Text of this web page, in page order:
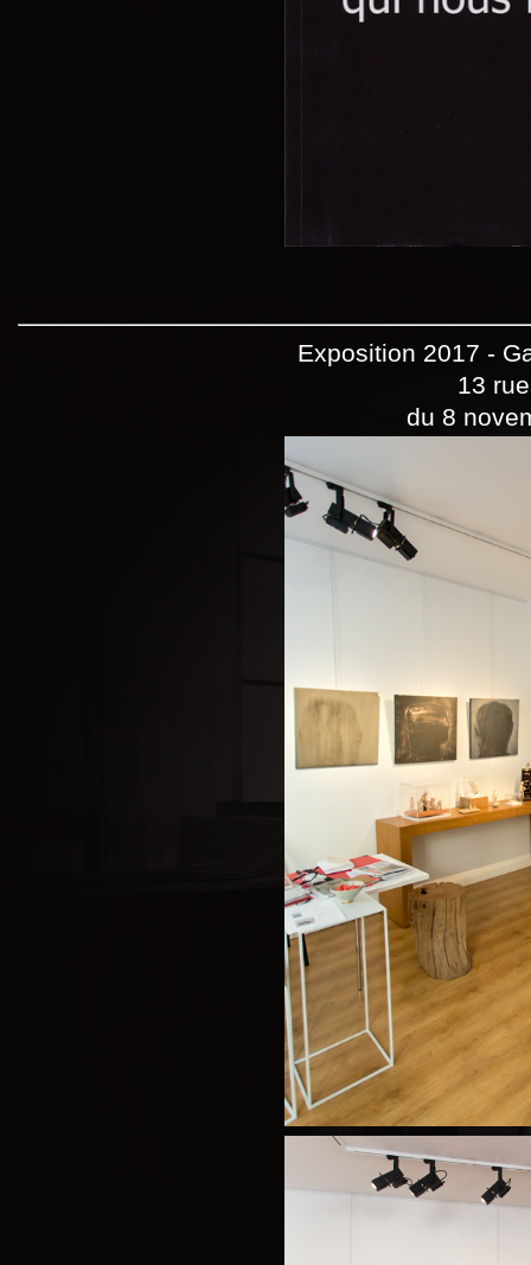
Exposition 2017 -
13
du 8